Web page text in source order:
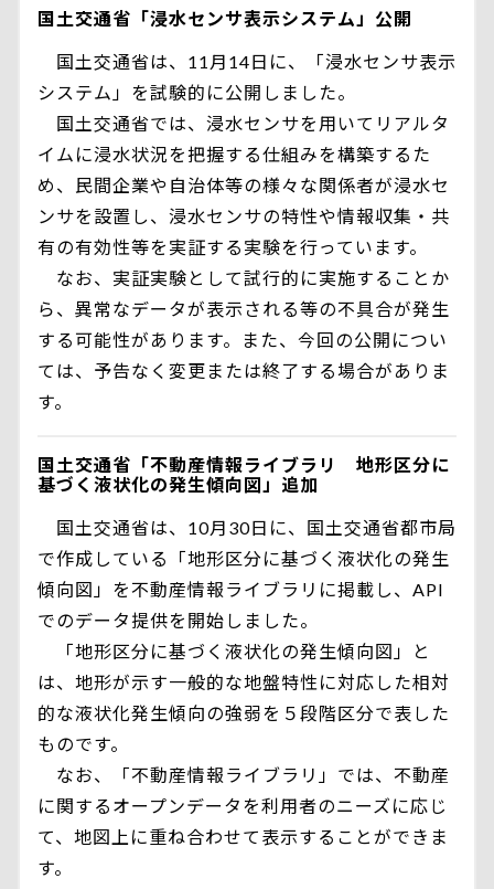
国土交通省「浸水センサ表示システム」公開
国土交通省は、11月14日に、「浸水センサ表示
システム」を試験的に公開しました。
国土交通省では、浸水センサを用いてリアルタ
イムに浸水状況を把握する仕組みを構築するた
め、民間企業や自治体等の様々な関係者が浸水セ
ンサを設置し、浸水センサの特性や情報収集・共
有の有効性等を実証する実験を行っています。
なお、実証実験として試行的に実施することか
ら、異常なデータが表示される等の不具合が発生
する可能性があります。また、今回の公開につい
ては、予告なく変更または終了する場合がありま
す。
国土交通省「不動産情報ライブラリ 地形区分に
基づく液状化の発生傾向図」追加
国土交通省は、10月30日に、国土交通省都市局
で作成している「地形区分に基づく液状化の発生
傾向図」を不動産情報ライブラリに掲載し、API
でのデータ提供を開始しました。
「地形区分に基づく液状化の発生傾向図」と
は、地形が示す一般的な地盤特性に対応した相対
的な液状化発生傾向の強弱を５段階区分で表した
ものです。
なお、「不動産情報ライブラリ」では、不動産
に関するオープンデータを利用者のニーズに応じ
て、地図上に重ね合わせて表示することができま
す。